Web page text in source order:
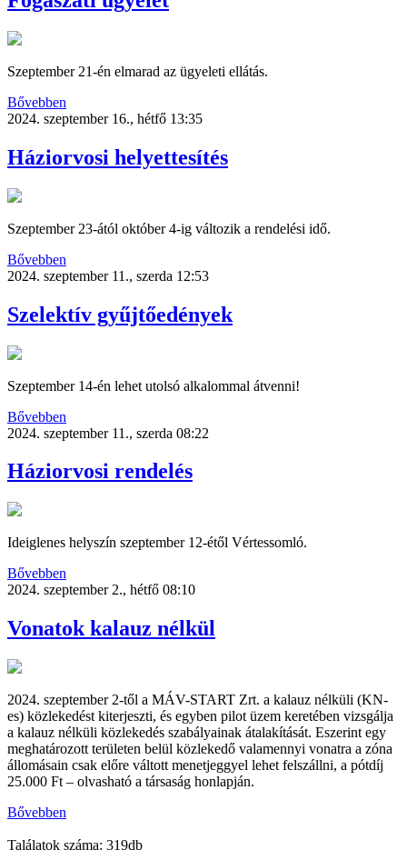
Szeptember 21-én elmarad az ügyeleti ellátás.
Bővebben
2024. szeptember 16., hétfő 13:35
Háziorvosi helyettesítés
Szeptember 23-ától október 4-ig változik a rendelési idő.
Bővebben
2024. szeptember 11., szerda 12:53
Szelektív gyűjtőedények
Szeptember 14-én lehet utolsó alkalommal átvenni!
Bővebben
2024. szeptember 11., szerda 08:22
Háziorvosi rendelés
Ideiglenes helyszín szeptember 12-étől Vértessomló.
Bővebben
2024. szeptember 2., hétfő 08:10
Vonatok kalauz nélkül
2024. szeptember 2-től a MÁV-START Zrt. a kalauz nélküli (KN-
es) közlekedést kiterjeszti, és egyben pilot üzem keretében vizsgálja
a kalauz nélküli közlekedés szabályainak átalakítását. Eszerint egy
meghatározott területen belül közlekedő valamennyi vonatra a zóna
állomásain csak előre váltott menetjeggyel lehet felszállni, a pótdíj
25.000 Ft – olvasható a társaság honlapján.
Bővebben
Találatok száma: 319db